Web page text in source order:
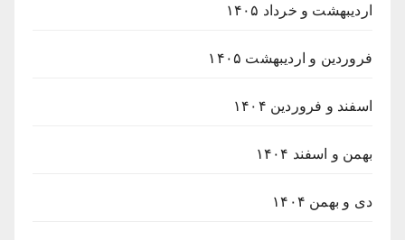
اردیبهشت و خرداد ۱۴۰۵
فروردین و اردیبهشت ۱۴۰۵
اسفند و فروردین ۱۴۰۴
بهمن و اسفند ۱۴۰۴
دی و بهمن ۱۴۰۴